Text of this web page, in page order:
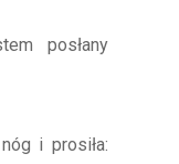
posłany
i prosiła: